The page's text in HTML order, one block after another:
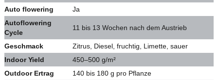
Auto flowering
Ja
Autoflowering
Cycle
11 bis 13 Wochen nach dem Austrieb
Geschmack
Zitrus, Diesel, fruchtig, Limette, sauer
Indoor Yield
450–500 g/m²
Outdoor Ertrag
140 bis 180 g pro Pflanze